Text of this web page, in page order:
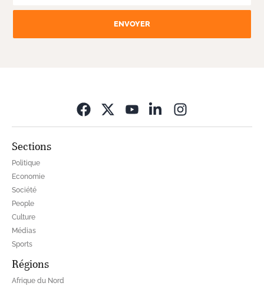
ENVOYER
Sections
Politique
Economie
Société
People
Culture
Médias
Sports
Régions
Afrique du Nord